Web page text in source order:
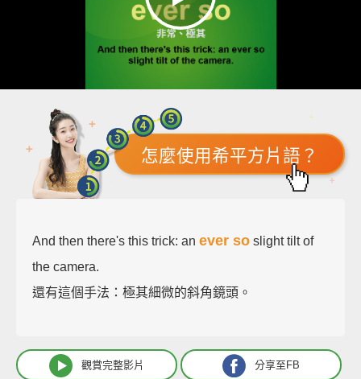
怎麼使用希平方片語？
And then there's this trick: an ever so slight tilt of
the camera.
還有這個手法：極其細微的斜角鏡頭。
觀賞完整影片 分享至FB